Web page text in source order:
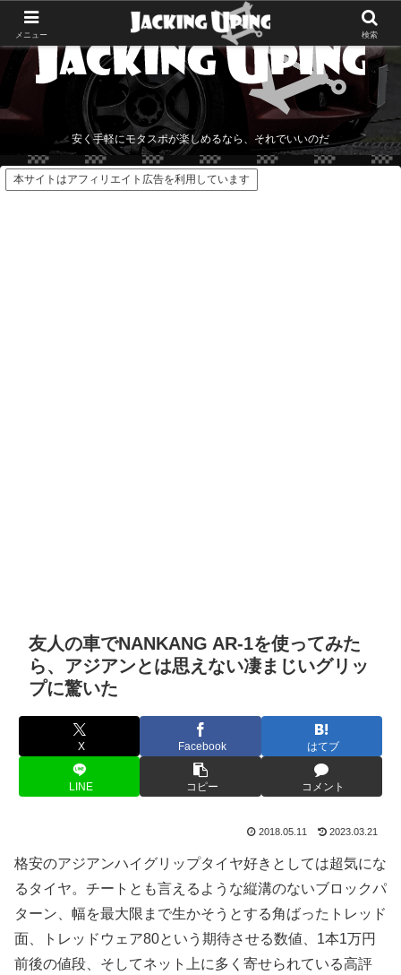
安く手軽にモタスポが楽しめるなら、それでいいのだ
本サイトはアフィリエイト広告を利用しています
友人の車でNANKANG AR-1を使ってみた
ら、アジアンとは思えない凄まじいグリッ
プに驚いた
X Facebook はてブ
LINE コピー コメント
2018.05.11 2023.03.21
格安のアジアンハイグリップタイヤ好きとしては超気にな
るタイヤ。チートとも言えるような縦溝のないブロックパ
ターン、幅を最大限まで生かそうとする角ばったトレッド
面、トレッドウェア80という期待させる数値、1本1万円
前後の値段、そしてネット上に多く寄せられている高評
メニュー 検索